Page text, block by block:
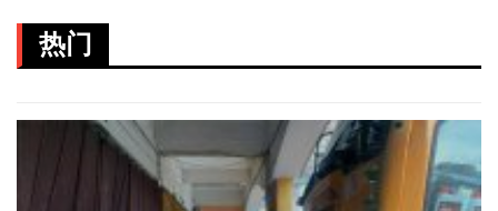
热门